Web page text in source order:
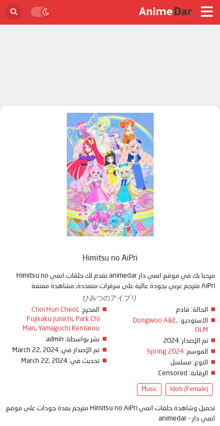
Himitsu no AiPri
مرحبا بك في موقع انمي دار animedar نقدم لك حلقات انمي Himitsu no
AiPri مترجم عربي بجودة عالية على سرفرات متعددة, مشاهدة ممتعة
ひみつのアイプリ
الحالة: قادم
الاستوديو:
Dongwoo A&E,
OLM
تم الإصدار:
الموسم: Spring 2024
النوع: مسلسل
الرقابة:
المخرج: Choi Hun Cheol ,
Fujisaku Junichi, Park Chi
Man, Yamaguchi Kentarou
نشر بواسطة: admin
تم الإصدار في: March 22, 2024
تحديث في: March 22, 2024
Idols (Female)
Music
تحميل وشاهدة حلقات انمي Himitsu no AiPri مترجم بعدة جودات على موقع
انمي دار - animedar